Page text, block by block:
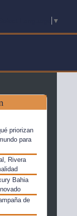
▼
priorizan
para
Rivera
Bahia
de